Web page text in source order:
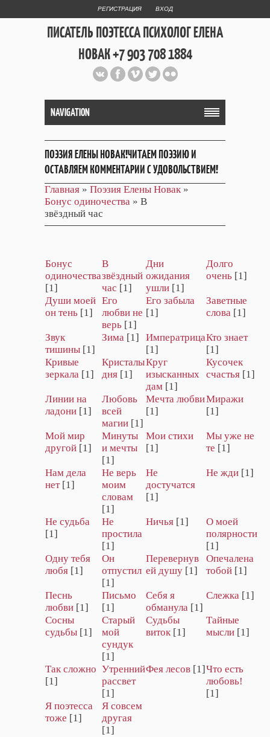
РЕГИСТРАЦИЯ ВХОД
ПИСАТЕЛЬ ПОЭТЕССА ПСИХОЛОГ ЕЛЕНА
НОВАК +7 903 708 1884
Официальный сайт репетитора
и Web Дизайнера Елены Новак
NAVIGATION
ПОЭЗИЯ ЕЛЕНЫ НОВАК!ЧИТАЕМ ПОЭЗИЮ И
ОСТАВЛЯЕМ КОММЕНТАРИИ С УДОВОЛЬСТВИЕМ!
Главная » Поэзия Елены Новак»
Бонус одиночества » В
звёздный час
Бонус
одиночества
[1]
В
звёздный
час [1]
Дни
ожидания
ушли [1]
Долго
очень [1]
Души моей
он тень [1]
Его
любви не
верь [1]
Его забыла
[1]
Заветные
слова [1]
Звук
тишины [1]
Зима [1]
Императрица
[1]
Кто знает
[1]
Кривые
зеркала [1]
Кристалы
дня [1]
Круг
изысканных
дам [1]
Кусочек
счастья [1]
Линии на
ладони [1]
Любовь
всей
магии [1]
Мечта любви
[1]
Миражи
[1]
Мой мир
другой [1]
Минуты
и мечты
[1]
Мои стихи
[1]
Мы уже не
те [1]
Нам дела
нет [1]
Не верь
моим
словам
[1]
Не
достучатся
[1]
Не жди [1]
Не судьба
[1]
Не
простила
[1]
Ничья [1]
О моей
полярности
[1]
Одну тебя
любя [1]
Он
отпустил
[1]
Перевернув
ей душу [1]
Опечалена
тобой [1]
Песнь
любви [1]
Письмо
[1]
Себя я
обманула [1]
Слежка [1]
Сосны
судьбы [1]
Старый
мой
сундук
[1]
Судьбы
виток [1]
Тайные
мысли [1]
Так сложно
[1]
Утренний
рассвет
[1]
Фея лесов [1] Что есть
любовь!
[1]
Я поэтесса
тоже [1]
Я совсем
другая
[1]